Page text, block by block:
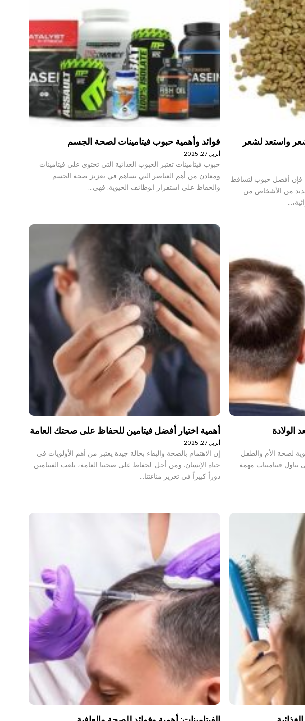
واستعد لشعر
فإن أفضل حبوب لتساقط
من الأشخاص من
فوائد وأهمية حبوب فيتامينات لصحة الجسم
أبريل 27, 2025
حبوب فيتامينات تعتبر الحبوب الغذائية التي تحتوي على فيتامينات
ومعادن من أهم العناصر التي تساهم في تعزيز صحة الجسم
والحفاظ على استقرار الوظائف الحيوية. فهي…
الولادة
لصحة الأم والطفل
تناول فيتامينات مهمة
أهمية اختيار أفضل فيتامين للحفاظ على صحتك العامة
أبريل 27, 2025
إن الاهتمام بالصحة والبقاء بحالة جيدة يعتبر من أهم الأولويات في
حياة الإنسان. ومن أجل الحفاظ على صحتنا العامة، يلعب الفيتامين
دوراً كبيراً في تعزيز مناعتنا…